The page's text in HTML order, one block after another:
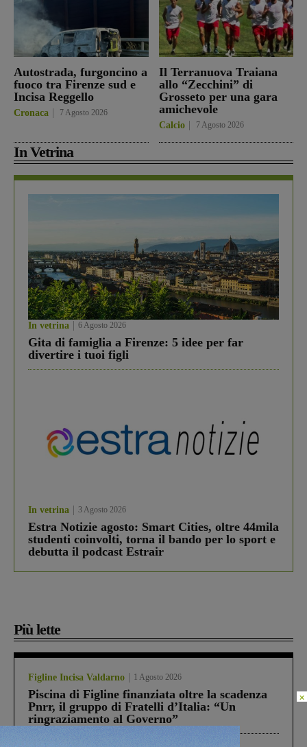
Autostrada, furgoncino a
fuoco tra Firenze sud e
Incisa Reggello
Cronaca 7 Agosto 2026
Il Terranuova Traiana
allo “Zecchini” di
Grosseto per una gara
amichevole
Calcio 7 Agosto 2026
In Vetrina
In vetrina 6 Agosto 2026
Gita di famiglia a Firenze: 5 idee per far
divertire i tuoi figli
In vetrina 3 Agosto 2026
Estra Notizie agosto: Smart Cities, oltre 44mila
studenti coinvolti, torna il bando per lo sport e
debutta il podcast Estrair
Più lette
Figline Incisa Valdarno 1 Agosto 2026
Piscina di Figline finanziata oltre la scadenza
Pnrr, il gruppo di Fratelli d’Italia: “Un
ringraziamento al Governo”
×